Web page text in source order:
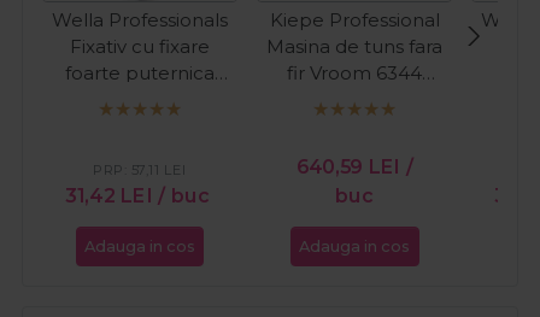
Wella Professionals
Fixativ cu fixare
foarte puternica
Performance Fix-2
31,42 LEI / buc
PRP: 57,11 LEI
Adauga in cos
Kiepe Professional
Masina de tuns fara
fir Vroom 6344
11000RPM Cordless
640,59 LEI /
buc
Adauga in cos
Wella